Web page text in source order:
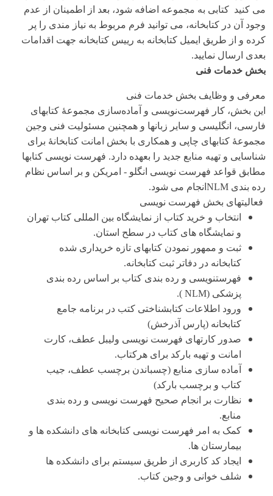
می کنید کتابی به مجموعه اضافه شود، بعد از اطمینان از عدم
وجود آن در کتابخانه، می توانید فرم مربوط به نیاز مندی را پر
کرده و از طریق ایمیل کتابخانه به رییس کتابخانه جهت اقدامات
بعدی ارسال نمایید.
بخش خدمات فنی
معرفی و وظایف بخش خدمات فنی
این بخش، کار فهرست‌نویسی و آماده‌سازی مجموعۀ کتابهای
فارسی، انگلیسی و سایر زبانها و همچنین مسئولیت فنی وجین
مجموعۀ کتابهای چاپی و همکاری با بخش امانت کتابخانۀ برای
شناسایی و تهیه منابع جدید را بعهده دارد. فهرست نویسی کتابها
مطابق قواعد فهرست نویسی انگلو - امریکن و بر اساس نظام
رده­ بندی NLM انجام می شود.
فعالیتهای بخش فهرست نویسی
انتخاب و خرید کتاب از نمایشگاه بین المللی کتاب تهران
و نمایشگاه­ های کتاب در سطح استان.
ثبت و ممهور نمودن کتابهای تازه خریداری شده
کتابخانه در دفاتر ثبت کتابخانه.
فهرستنویسی و رده بندی کتاب بر اساس رده بندی
پزشکی (NLM
).
ورود اطلاعات کتابشناختی کتب در برنامه جامع
کتابخانه (پارس آذرخش)
صدور کارتهای فهرست نویسی ولیبل عطف، کارت
امانت و تهیه بارکد برای هرکتاب.
آماده سازی منابع (چسباندن برچسب عطف، جیب
کتاب و برچسب بارکد)
نظارت بر انجام صحیح فهرست نویسی و رده بندی
منابع.
کمک به امر فهرست نویسی کتابخانه های دانشکده ها و
بیمارستان ها.
ایجاد کد کاربری از طریق سیستم برای دانشکده­ ها
شلف خوانی و وجین کتاب.